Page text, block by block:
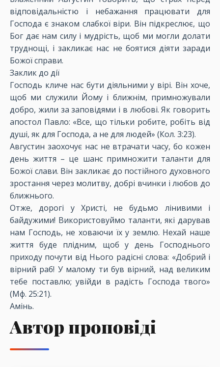
відповідальністю і небажання працювати для
Господа є знаком слабкої віри. Він підкреслює, що
Бог дає нам силу і мудрість, щоб ми могли долати
труднощі, і закликає нас не боятися діяти заради
Божої справи.
Заклик до дії
Господь кличе нас бути діяльними у вірі. Він хоче,
щоб ми служили Йому і ближнім, примножували
добро, жили за заповідями і в любові. Як говорить
апостол Павло: «Все, що тільки робите, робіть від
душі, як для Господа, а не для людей» (Кол. 3:23).
Августин заохочує нас не втрачати часу, бо кожен
день життя – це шанс примножити таланти для
Божої слави. Він закликає до постійного духовного
зростання через молитву, добрі вчинки і любов до
ближнього.
Отже, дорогі у Христі, не будьмо лінивими і
байдужими! Використовуймо таланти, які дарував
нам Господь, не ховаючи їх у землю. Нехай наше
життя буде плідним, щоб у день Господнього
приходу почути від Нього радісні слова: «Добрий і
вірний раб! У малому ти був вірний, над великим
тебе поставлю; увійди в радість Господа твого»
(Мф. 25:21).
Амінь.
Автор проповіді